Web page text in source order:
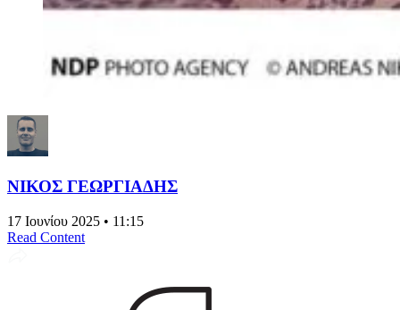
ΝΙΚΟΣ ΓΕΩΡΓΙΑΔΗΣ
17 Ιουνίου 2025 • 11:15
Read Content